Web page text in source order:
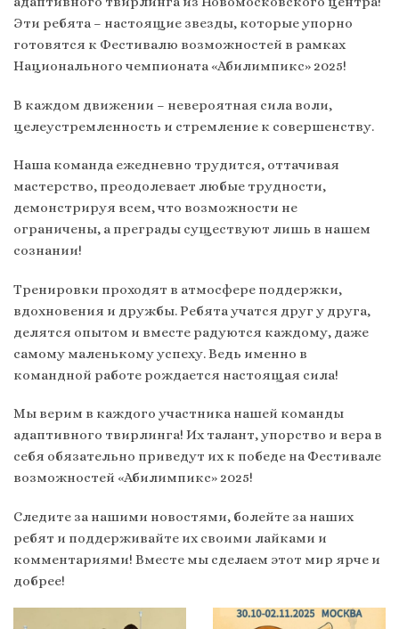
Эти ребята – настоящие звезды, которые упорно
готовятся к Фестивалю возможностей в рамках
Национального чемпионата «Абилимпикс» 2025!
В каждом движении – невероятная сила воли,
целеустремленность и стремление к совершенству.
Наша команда ежедневно трудится, оттачивая
мастерство, преодолевает любые трудности,
демонстрируя всем, что возможности не
ограничены, а преграды существуют лишь в нашем
сознании!
Тренировки проходят в атмосфере поддержки,
вдохновения и дружбы. Ребята учатся друг у друга,
делятся опытом и вместе радуются каждому, даже
самому маленькому успеху. Ведь именно в
командной работе рождается настоящая сила!
Мы верим в каждого участника нашей команды
адаптивного твирлинга! Их талант, упорство и вера в
себя обязательно приведут их к победе на Фестивале
возможностей «Абилимпикс» 2025!
Следите за нашими новостями, болейте за наших
ребят и поддерживайте их своими лайками и
комментариями! Вместе мы сделаем этот мир ярче и
добрее!